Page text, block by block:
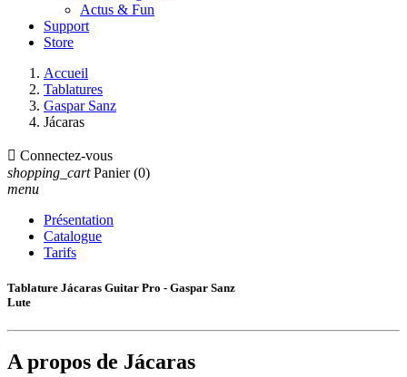
Actus & Fun
Support
Store
Accueil
Tablatures
Gaspar Sanz
Jácaras
 Connectez-vous
shopping_cart Panier (0)
menu
Présentation
Catalogue
Tarifs
Tablature Jácaras Guitar Pro - Gaspar Sanz
Lute
A propos de Jácaras